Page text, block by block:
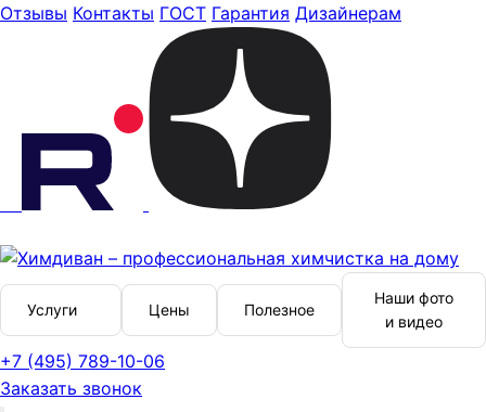
Отзывы Контакты ГОСТ Гарантия Дизайнерам
Услуги Цены Полезное
Наши фото
и видео
+7 (495) 789-10-06
Заказать звонок